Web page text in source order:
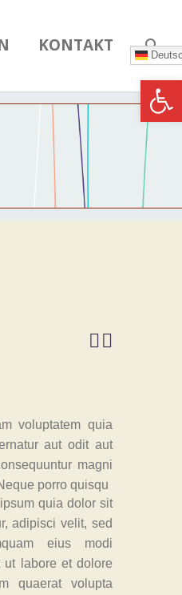
KONTAKT

voluptatem quia
aut odit aut
magni
porro quisqu
quia dolor sit
adipisci velit, sed
eius modi
ut labore et dolore
quaerat volupta